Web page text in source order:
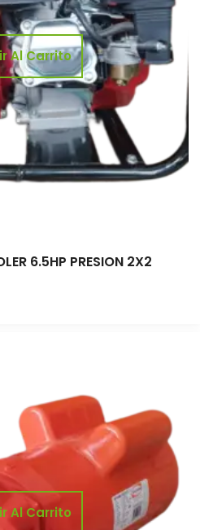
Al Carrito
6.5HP PRESION 2X2
Al Carrito